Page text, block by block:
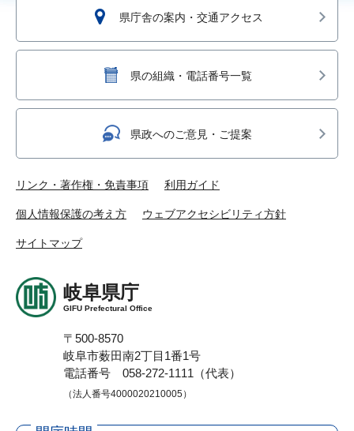
県庁舎の案内・交通アクセス
県の組織・電話番号一覧
県政へのご意見・ご提案
リンク・著作権・免責事項 利用ガイド
個人情報保護の考え方 ウェブアクセシビリティ方針
サイトマップ
岐阜県庁
GIFU Prefectural Office
〒500-8570
岐阜市薮田南2丁目1番1号
電話番号 058-272-1111（代表）
（法人番号4000020210005）